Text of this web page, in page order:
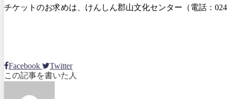
チケットのお求めは、けんしん郡山文化センター（電話：
Facebook
Twitter
この記事を書いた人